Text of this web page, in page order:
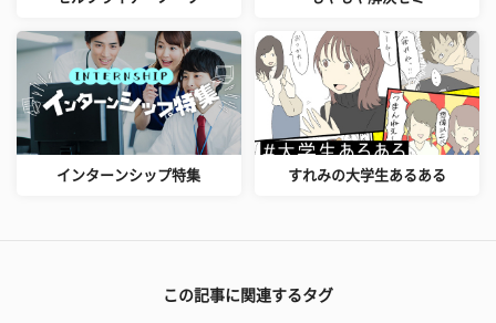
インターンシップ特集 すれみの大学生あるある
この記事に関連するタグ